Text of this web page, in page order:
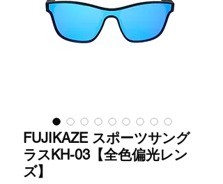
FUJIKAZE スポーツサング
ラスKH-03【全色偏光レン
ズ】